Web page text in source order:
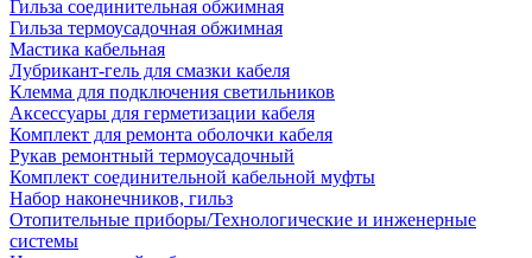
Гильза соединительная обжимная
Гильза термоусадочная обжимная
Мастика кабельная
Лубрикант-гель для смазки кабеля
Клемма для подключения светильников
Аксессуары для герметизации кабеля
Комплект для ремонта оболочки кабеля
Рукав ремонтный термоусадочный
Комплект соединительной кабельной муфты
Набор наконечников, гильз
Отопительные приборы/Технологические и инженерные
системы